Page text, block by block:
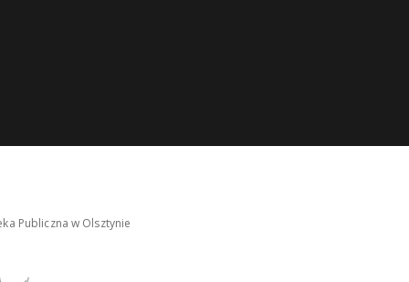
Publiczna w Olsztynie